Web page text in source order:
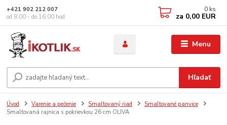
Menu
Hľadať
+421 902 212 007
od 8:00 - do 16:00 hod
0 ks
za 0,00 EUR
Úvod Varenie a pečenie Smaltovaný riad
Smaltované panvice
Smaltovaná rajnica s pokrievkou 26 cm OLIVA